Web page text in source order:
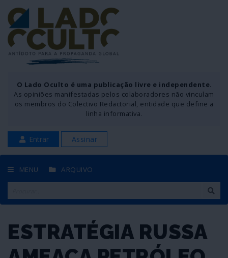
O Lado Oculto é uma publicação livre e independente.
As opiniões manifestadas pelos colaboradores não vinculam
os membros do Colectivo Redactorial, entidade que define a
linha informativa.
Entrar Assinar
MENU ARQUIVO
ESTRATÉGIA RUSSA